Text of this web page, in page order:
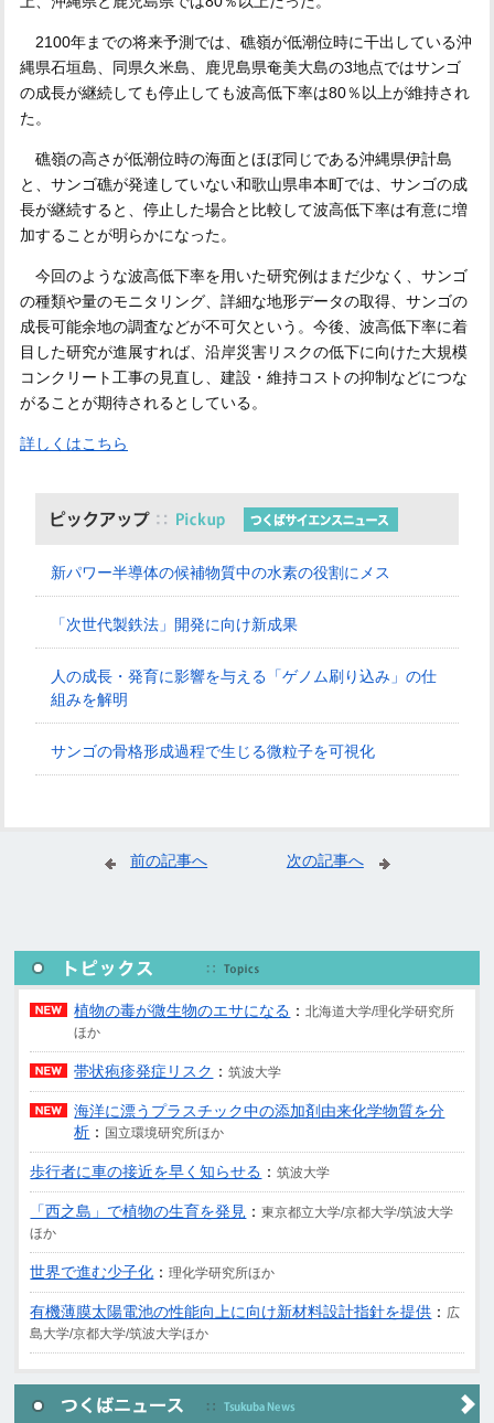
2100年までの将来予測では、礁嶺が低潮位時に干出している沖
縄県石垣島、同県久米島、鹿児島県奄美大島の3地点ではサンゴ
の成長が継続しても停止しても波高低下率は80％以上が維持され
た。
礁嶺の高さが低潮位時の海面とほぼ同じである沖縄県伊計島
と、サンゴ礁が発達していない和歌山県串本町では、サンゴの成
長が継続すると、停止した場合と比較して波高低下率は有意に増
加することが明らかになった。
今回のような波高低下率を用いた研究例はまだ少なく、サンゴ
の種類や量のモニタリング、詳細な地形データの取得、サンゴの
成長可能余地の調査などが不可欠という。今後、波高低下率に着
目した研究が進展すれば、沿岸災害リスクの低下に向けた大規模
コンクリート工事の見直し、建設・維持コストの抑制などにつな
がることが期待されるとしている。
詳しくはこちら
新パワー半導体の候補物質中の水素の役割にメス
「次世代製鉄法」開発に向け新成果
人の成長・発育に影響を与える「ゲノム刷り込み」の仕
組みを解明
サンゴの骨格形成過程で生じる微粒子を可視化
前の記事へ 次の記事へ
植物の毒が微生物のエサになる ：北海道大学/理化学研究所
ほか
帯状疱疹発症リスク ：筑波大学
海洋に漂うプラスチック中の添加剤由来化学物質を分
析 ： 国立環境研究所ほか
歩行者に車の接近を早く知らせる ：筑波大学
「西之島」で植物の生育を発見 ：東京都立大学/京都大学/筑波大学
ほか
世界で進む少子化 ：理化学研究所ほか
有機薄膜太陽電池の性能向上に向け新材料設計指針を提供 ： 広
島大学/京都大学/筑波大学ほか